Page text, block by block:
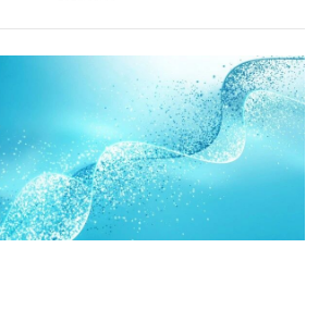
半导体与芯片
汽车与出行
食品与饮料